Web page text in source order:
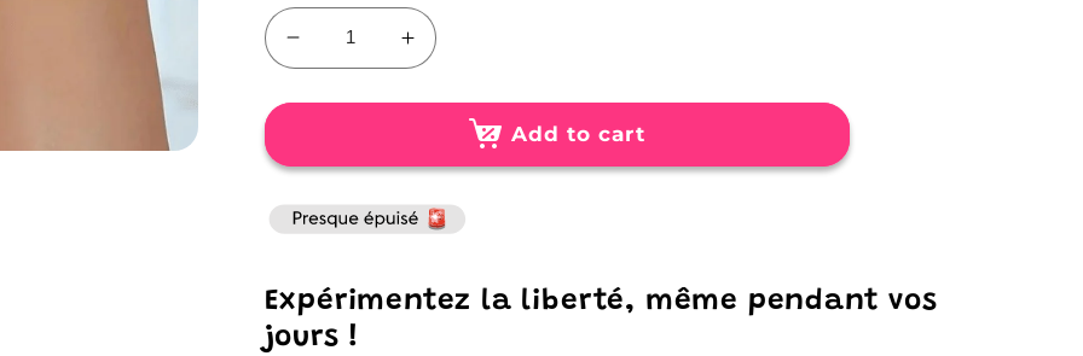
Decrease
quantity
for
Menstruelle
Absorbante
Increase
quantity
for
Culotte
Menstruelle
Absorbante
Add to cart
Expérimentez la liberté, même pendant vos
jours !